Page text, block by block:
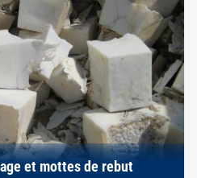
et mottes de rebut